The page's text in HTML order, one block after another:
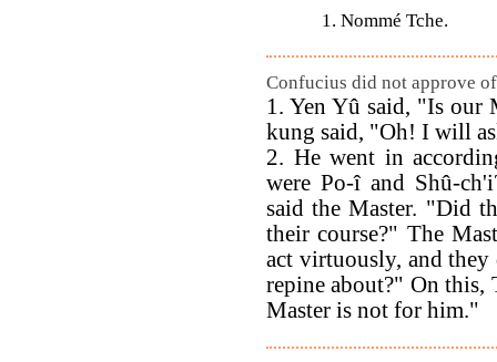
1. Nommé Tche.
Confucius did not approve
1. Yen Yû said, "Is our
kung said, "Oh! I will
2. He went in
were Po-î and Shû-
said the Master. "Did
their course?" The
act virtuously, and
repine about?" On this,
Master is not for him."